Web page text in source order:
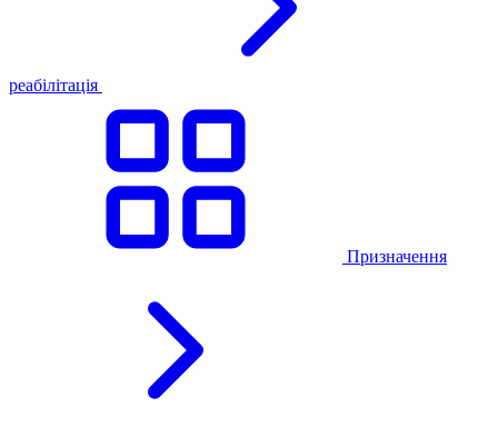
реабілітація
Призначення